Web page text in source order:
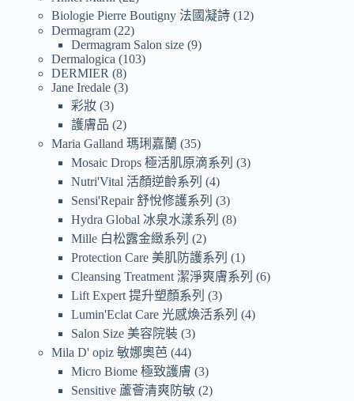
Biologie Pierre Boutigny 法國凝詩 12
Dermagram 22
Dermagram Salon size 9
Dermalogica
103
DERMIER
8
Jane Iredale 3
彩妝 3
護膚品
2
Maria Galland 瑪琍嘉蘭 35
Mosaic Drops 極活肌原滴系列
3
Nutri'Vital 活顏逆齡系列
4
Sensi'Repair 舒悅修護系列
3
Hydra Global 冰泉水漾系列
8
Mille 白松露金緻系列
2
Protection Care 美肌防護系列
1
Cleansing Treatment 潔淨爽膚系列
6
Lift Expert 提升塑顏系列
3
Lumin'Eclat Care 光感煥活系列
4
Salon Size 美容院裝 3
Mila D' opiz 敏娜奧芭 44
Micro Biome 極致護膚 3
Sensitive 蘆薈清爽防敏 2